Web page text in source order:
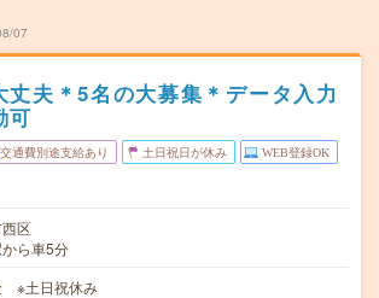
07
丈夫＊5名の大募集＊データ入力
可
交通費別途支給あり 土日祝日が休み WEB登録OK
区
ら車5分
※土日祝休み